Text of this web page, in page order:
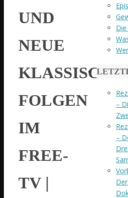
UND
NEUE
KLASSISCHE
FOLGEN
IM
FREE-
TV |
–
–